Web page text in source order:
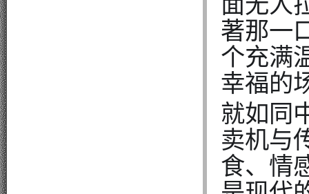
著那一
个充满
幸福的
就如同
卖机与
食、情